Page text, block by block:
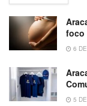
foco
6
5